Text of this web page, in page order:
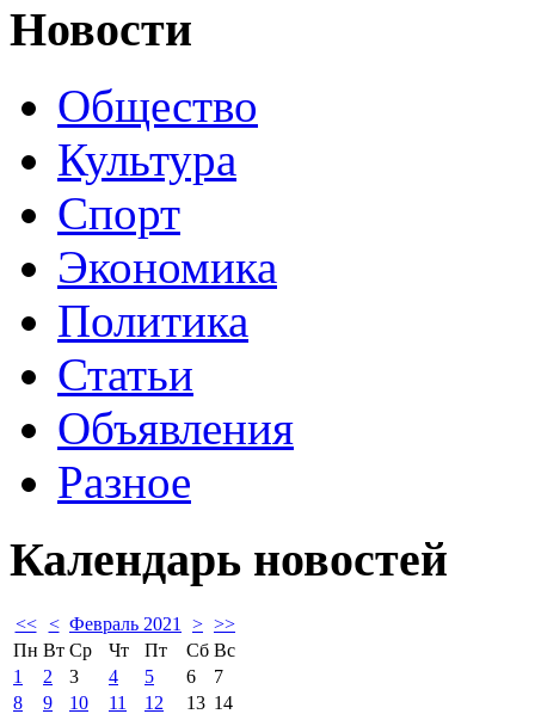
Новости
Общество
Культура
Спорт
Экономика
Политика
Статьи
Объявления
Разное
Календарь новостей
<< < Февраль 2021 > >>
Пн Вт Ср Чт Пт Сб Вс
1
2 3 4 5 6
7
8
9 10 11 12 13 14